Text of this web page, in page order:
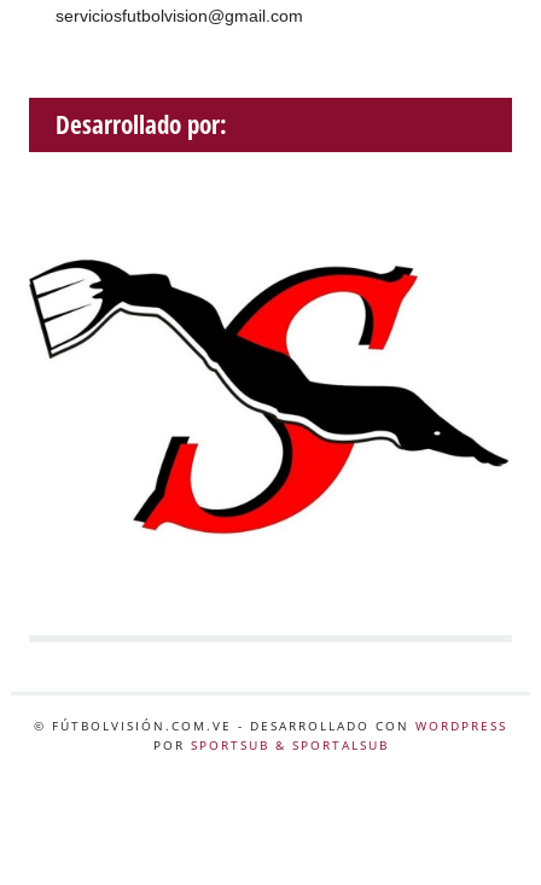
serviciosfutbolvision@gmail.com
Desarrollado por:
© FÚTBOLVISIÓN.COM.VE - DESARROLLADO CON WORDPRESS
POR SPORTSUB & SPORTALSUB